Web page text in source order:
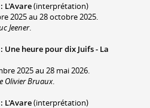
: L'Avare(interprétation)
2025 au 28 octobre 2025.
Jeener.
: Une heure pour dix Juifs - La
2025 au 28 mai 2026.
Olivier Bruaux.
: L'Avare(interprétation)